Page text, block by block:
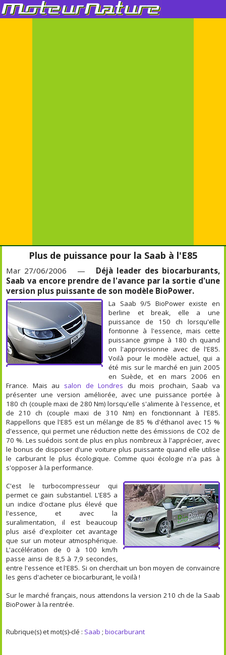
Plus de puissance pour la Saab à l'E85
Mar 27/06/2006 — Déjà leader des biocarburants,
Saab va encore prendre de l'avance par la sortie d'une
version plus puissante de son modèle BioPower.
La Saab 9/5 BioPower existe en
berline et break, elle a une
puissance de 150 ch lorsqu'elle
fontionne à l'essence, mais cette
puissance grimpe à 180 ch quand
on l'approvisionne avec de l'E85.
Voilà pour le modèle actuel, qui a
été mis sur le marché en juin 2005
en Suède, et en mars 2006 en
France. Mais au salon de Londres du mois prochain, Saab va
présenter une version améliorée, avec une puissance portée à
180 ch (couple maxi de 280 Nm) lorsqu'elle s'alimente à l'essence, et
de 210 ch (couple maxi de 310 Nm) en fonctionnant à l'E85.
Rappellons que l'E85 est un mélange de 85 % d'éthanol avec 15 %
d'essence, qui permet une réduction nette des émissions de CO2 de
70 %. Les suédois sont de plus en plus nombreux à l'apprécier, avec
le bonus de disposer d'une voiture plus puissante quand elle utilise
le carburant le plus écologique. Comme quoi écologie n'a pas à
s'opposer à la performance.
C'est le turbocompresseur qui
permet ce gain substantiel. L'E85 a
un indice d'octane plus élevé que
l'essence, et avec la
suralimentation, il est beaucoup
plus aisé d'exploiter cet avantage
que sur un moteur atmosphérique.
L'accélération de 0 à 100 km/h
passe ainsi de 8,5 à 7,9 secondes,
entre l'essence et l'E85. Si on cherchait un bon moyen de convaincre
les gens d'acheter ce biocarburant, le voilà !
Sur le marché français, nous attendons la version 210 ch de la Saab
BioPower à la rentrée.
Rubrique(s) et mot(s)-clé : Saab ;biocarburant